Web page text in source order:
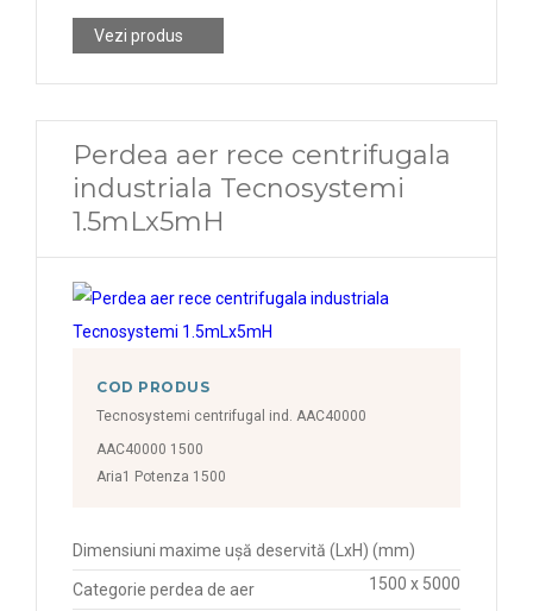
Vezi produs
Perdea aer rece centrifugala
industriala Tecnosystemi
1.5mLx5mH
COD PRODUS
Tecnosystemi centrifugal ind. AAC40000
AAC40000 1500
Aria1 Potenza 1500
Dimensiuni maxime ușă deservită (LxH) (mm)
1500 x 5000
Categorie perdea de aer